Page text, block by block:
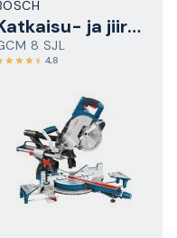
Katkaisu- ja jiirisaha
8 SJL
4,8